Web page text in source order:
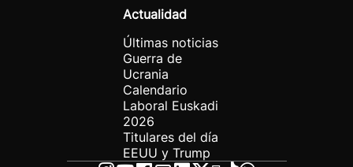
Actualidad
Últimas noticias
Guerra de
Ucrania
Calendario
Laboral Euskadi
2026
Titulares del día
EEUU y Trump